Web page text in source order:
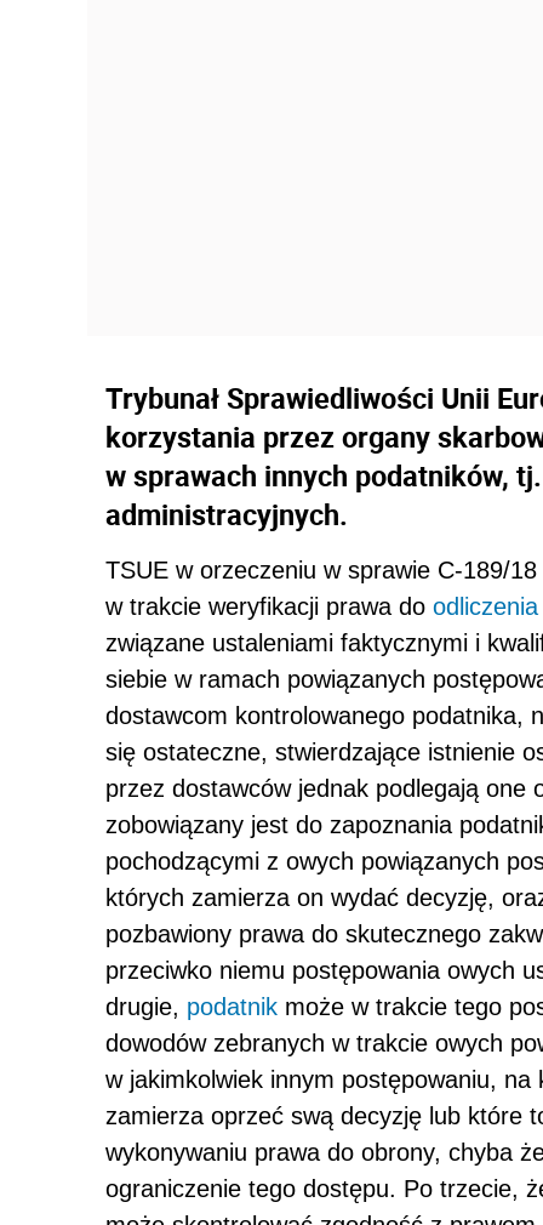
Trybunał Sprawiedliwości Unii
korzystania przez organy
w sprawach innych podatników,
administracyjnych.
TSUE w orzeczeniu w sprawie C‑189/
w trakcie weryfikacji prawa do odliczenia
związane ustaleniami faktycznymi i
siebie w ramach powiązanych
dostawcom kontrolowanego podatnika,
się ostateczne, stwierdzające istnienie
przez dostawców jednak podlegają one
zobowiązany jest do zapoznania
pochodzącymi z owych powiązanych
których zamierza on wydać decyzję,
pozbawiony prawa do skutecznego
przeciwko niemu postępowania owych
drugie, podatnik może w trakcie tego
dowodów zebranych w trakcie owych
w jakimkolwiek innym postępowaniu,
zamierza oprzeć swą decyzję lub które
wykonywaniu prawa do obrony, chyba
ograniczenie tego dostępu. Po trzecie,